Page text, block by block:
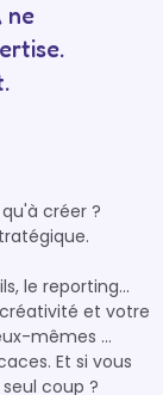
ne
créer ?
le reporting...
et votre
mêmes
Et si vous
coup ?